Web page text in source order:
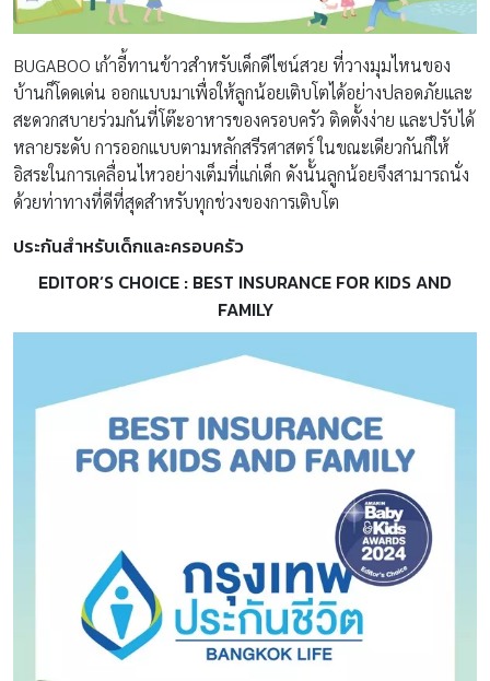
BUGABOO เก้าอี้ทานข้าวสำหรับเด็กดีไซน์สวย ที่วางมุมไหนของ
บ้านก็โดดเด่น ออกแบบมาเพื่อให้ลูกน้อยเติบโตได้อย่างปลอดภัยและ
สะดวกสบายร่วมกันที่โต๊ะอาหารของครอบครัว ติดตั้งง่าย และปรับได้
หลายระดับ การออกแบบตามหลักสรีรศาสตร์ ในขณะเดียวกันก็ให้
อิสระในการเคลื่อนไหวอย่างเต็มที่แก่เด็ก ดังนั้นลูกน้อยจึงสามารถนั่ง
ด้วยท่าทางที่ดีที่สุดสำหรับทุกช่วงของการเติบโต
ประกันสำหรับเด็กและครอบครัว
EDITOR’S CHOICE : BEST INSURANCE FOR KIDS AND
FAMILY